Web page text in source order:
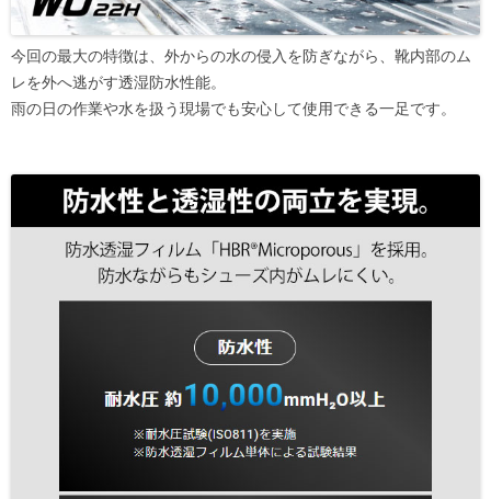
今回の最大の特徴は、外からの水の侵入を防ぎながら、靴内部のム
レを外へ逃がす透湿防水性能。
雨の日の作業や水を扱う現場でも安心して使用できる一足です。